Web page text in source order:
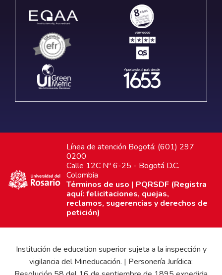
Línea de atención Bogotá: (601) 297
0200
Calle 12C Nº 6-25 - Bogotá D.C.
Colombia
Términos de uso | PQRSDF (Registra
aquí: felicitaciones, quejas,
reclamos, sugerencias y derechos de
petición)
Institución de education superior sujeta a la inspección y
vigilancia del Mineducación. | Personería Jurídica: